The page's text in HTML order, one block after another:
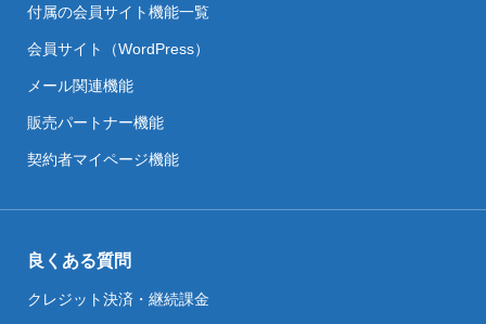
付属の会員サイト機能一覧
会員サイト（WordPress）
メール関連機能
販売パートナー機能
契約者マイページ機能
良くある質問
クレジット決済・継続課金